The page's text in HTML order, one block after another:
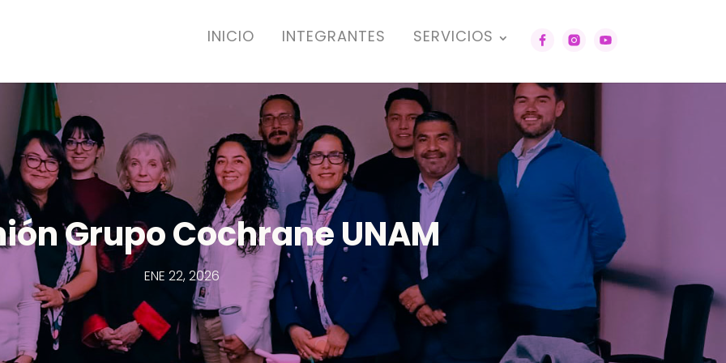
INICIO INTEGRANTES SERVICIOS
Grupo Cochrane UNAM
ENE 22, 2026